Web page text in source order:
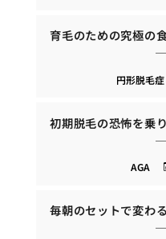
育毛のための究極の
円形脱毛症
初期脱毛の恐怖を乗
AGA
毎朝のセットで変わ